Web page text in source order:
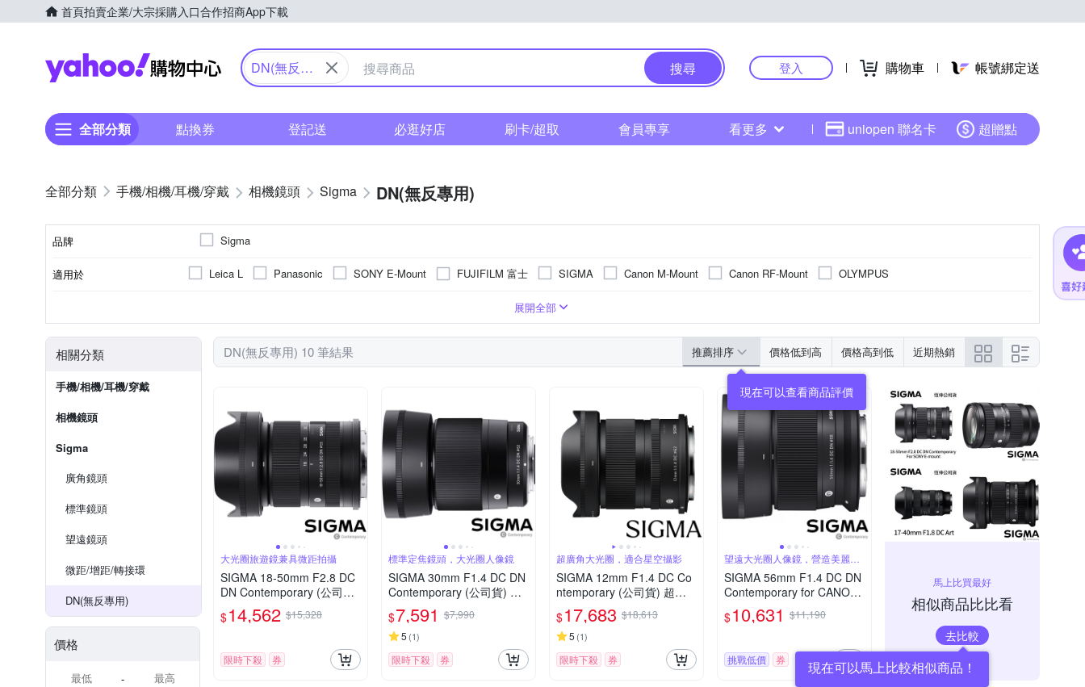
首頁拍賣企業/大宗採購入口合作招商App下載
Yahoo購物中心
DN(無反專
搜尋 登入 購物車 帳號綁定送
全部分類 點換券 登記送 必逛好店 刷卡/超取 會員專享 看更多 uniopen 聯名卡 超贈點
手機/相機/耳機/穿戴 相機鏡頭 Sigma DN(無反專用)
品牌 Sigma
適用於 Leica L Panasonic SONY E-Mount FUJIFILM 富士 SIGMA Canon M-Mount Canon RF-Mount OLYMPUS
廣角變焦 旅遊鏡
展開全部
相關分類
手機/相機/耳機/穿戴
相機鏡頭
Sigma
廣角鏡頭
標準鏡頭
望遠鏡頭
微距/增距/轉接環
DN(無反專用)
價格
-
DN(無反專用) 10 筆結果 推薦排序 價格低到高 價格高到低 近期熱銷
現在可以查看商品評價
大光圈旅遊鏡兼具微距拍攝
SIGMA 18-50mm F2.8 DC
DN Contemporary (公司貨)
旅遊鏡 APS-C 無反微單眼
專用鏡頭
$14,562 $15,328
限時下殺 券
標準定焦鏡頭，大光圈人像鏡
SIGMA 30mm F1.4 DC DN
Contemporary (公司貨) 標
準大光圈定焦鏡頭 人像鏡 A
PS-C 無反微單眼專用鏡頭
$7,591 $7,990
5 (1)
限時下殺 券
超廣角大光圈，適合星空攝影
SIGMA 12mm F1.4 DC Co
ntemporary (公司貨) 超廣
角大光圈定焦鏡 星空鏡 AP
S-C 無反微單眼專用鏡頭
$17,683 $18,613
5 (1)
限時下殺 券
望遠大光圈人像鏡，營造美麗淺
景深
SIGMA 56mm F1.4 DC DN
Contemporary for CANON
RF 接環 (公司貨) 望遠大光
圈定焦鏡 人像鏡 APS-C 無
$10,631 $11,190
挑戰低價 券
馬上比買最好
相似商品比比看
去比較
現在可以馬上比較相似商品！